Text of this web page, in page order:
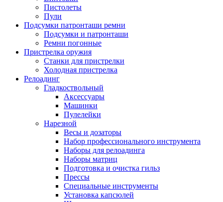
Пистолеты
Пули
Подсумки патронташи ремни
Подсумки и патронташи
Ремни погонные
Пристрелка оружия
Станки для пристрелки
Холодная пристрелка
Релоадинг
Гладкоствольный
Аксессуары
Машинки
Пулелейки
Нарезной
Весы и дозаторы
Набор профессионального инструмента
Наборы для релоадинга
Наборы матриц
Подготовка и очистка гильз
Прессы
Специальные инструменты
Установка капсюлей